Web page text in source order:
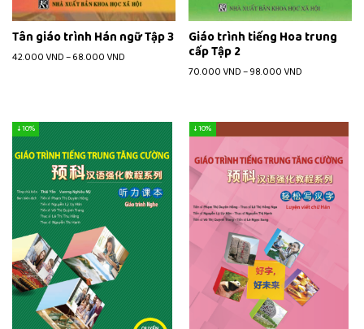
Tân giáo trình Hán ngữ Tập 3
42.000 VND–68.000 VND
Giáo trình tiếng Hoa trung
cấp Tập 2
70.000 VND–98.000 VND
↓ 10% ↓ 10%